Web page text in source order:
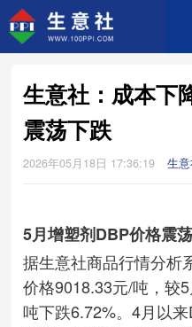
生意社：成本下
震荡下跌
2026年05月18日 17:36:19 生
5月增塑剂DBP价格震
据生意社商品行情分析
价格9018.33元/吨，较
吨下跌6.72%。4月以